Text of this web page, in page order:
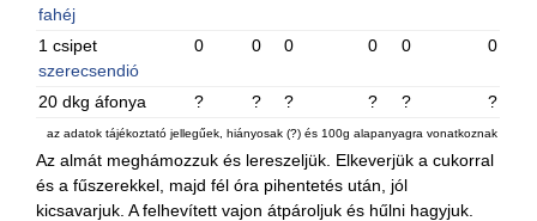
fahéj
1 csipet
szerecsendió
0 0 0 0 0 0
20 dkg áfonya ? ? ? ? ? ?
az adatok tájékoztató jellegűek, hiányosak (?) és 100g alapanyagra vonatkoznak
Az almát meghámozzuk és lereszeljük. Elkeverjük a cukorral
és a fűszerekkel, majd fél óra pihentetés után, jól
kicsavarjuk. A felhevített vajon átpároljuk és hűlni hagyjuk.